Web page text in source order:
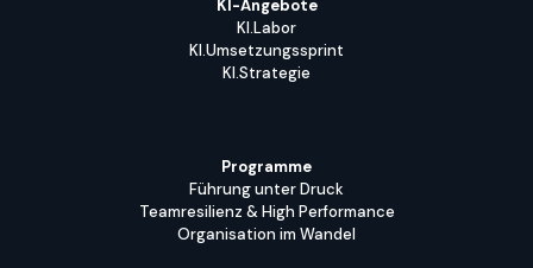
KI-Angebote
KI.Labor
KI.Umsetzungssprint
KI.Strategie
Programme
Führung unter Druck
Teamresilienz & High Performance
Organisation im Wandel